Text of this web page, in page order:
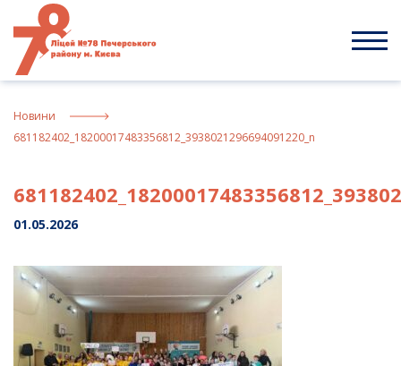
content
Новини
681182402_18200017483356812_3938021296694091220_n
01.05.2026